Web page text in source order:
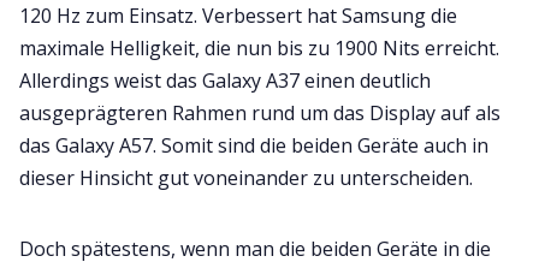
120 Hz zum Einsatz. Verbessert hat Samsung die
maximale Helligkeit, die nun bis zu 1900 Nits erreicht.
Allerdings weist das Galaxy A37 einen deutlich
ausgeprägteren Rahmen rund um das Display auf als
das Galaxy A57. Somit sind die beiden Geräte auch in
dieser Hinsicht gut voneinander zu unterscheiden.
Doch spätestens, wenn man die beiden Geräte in die